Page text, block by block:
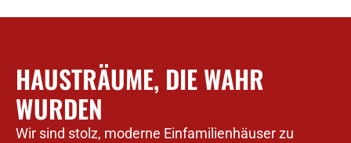
HAUSTRÄUME, DIE WAHR
WURDEN
Wir sind stolz, moderne Einfamilienhäuser zu